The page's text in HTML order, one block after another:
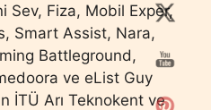
Sev, Fiza, Mobil Exper,
Smart Assist, Nara,
Battleground,
ve eList Guy
İTÜ Arı Teknokent ve